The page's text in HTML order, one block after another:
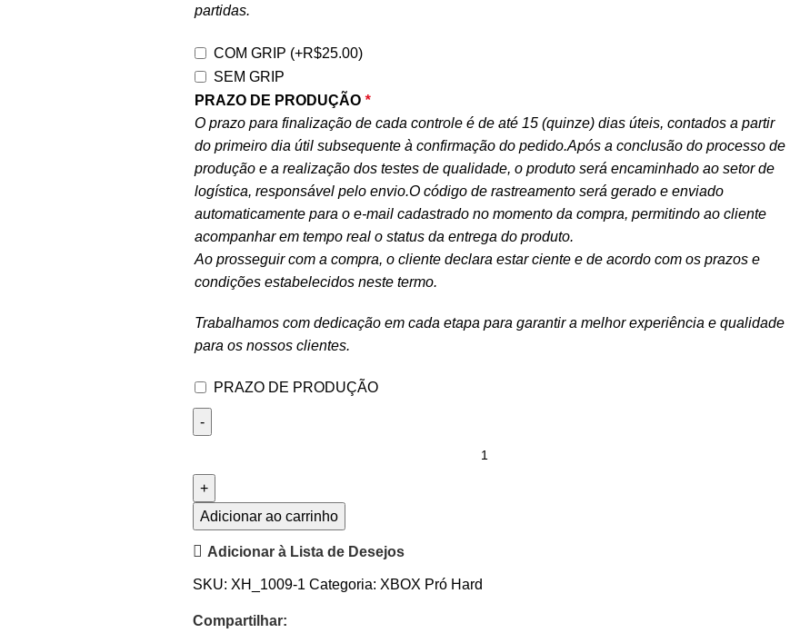
partidas.
COM GRIP (+R$25.00)
SEM GRIP
PRAZO DE PRODUÇÃO *
O prazo para finalização de cada controle é de até 15 (quinze) dias úteis, contados a partir
do primeiro dia útil subsequente à confirmação do pedido.Após a conclusão do processo de
produção e a realização dos testes de qualidade, o produto será encaminhado ao setor de
logística, responsável pelo envio.O código de rastreamento será gerado e enviado
automaticamente para o e-mail cadastrado no momento da compra, permitindo ao cliente
acompanhar em tempo real o status da entrega do produto.
Ao prosseguir com a compra, o cliente declara estar ciente e de acordo com os prazos e
condições estabelecidos neste termo.
Trabalhamos com dedicação em cada etapa para garantir a melhor experiência e qualidade
para os nossos clientes.
PRAZO DE PRODUÇÃO
Adicionar ao carrinho
Adicionar à Lista de Desejos
SKU: XH_1009-1 Categoria: XBOX Pró Hard
Compartilhar: